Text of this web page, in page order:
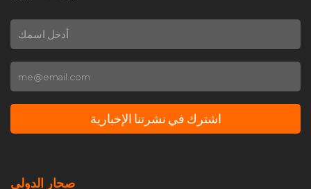
اشترك في نشرتنا الإخبارية
صحار الدولي